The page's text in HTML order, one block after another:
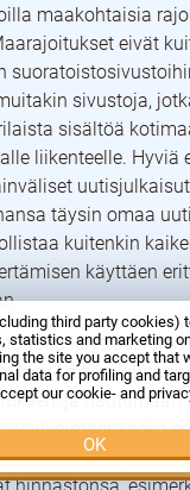
maakohtaisia
eivät
sivustoja,
sisältöä
liikenteelle. Hyviä
täysin omaa
kuitenkin
käyttäen
tarjoaa käyttöösi
kiertämään
ja nauttimaan
valikoimasta sekä
palvelu tarjoaa eri
Kokeile nyt
third party cookies)
statistics and marketing
the site you accept that
data for profiling and
our cookie- and
OK